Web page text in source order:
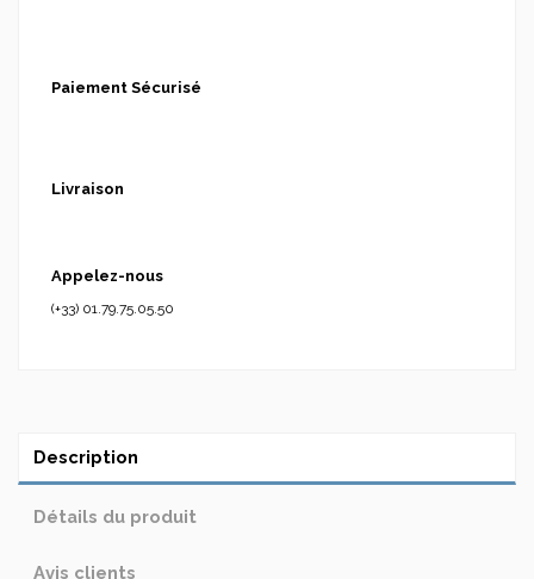
Paiement Sécurisé
Livraison
Appelez-nous
(+33) 01.79.75.05.50
Description
Détails du produit
Avis clients